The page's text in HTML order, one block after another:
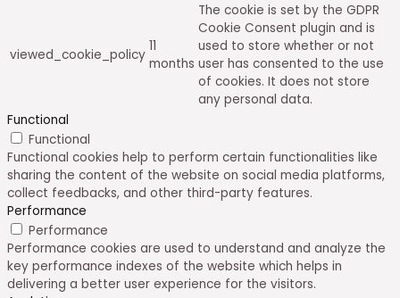
viewed_cookie_policy
11
months
The cookie is set by the GDPR
Cookie Consent plugin and is
used to store whether or not
user has consented to the use
of cookies. It does not store
any personal data.
Functional
Functional
Functional cookies help to perform certain functionalities like
sharing the content of the website on social media platforms,
collect feedbacks, and other third-party features.
Performance
Performance
Performance cookies are used to understand and analyze the
key performance indexes of the website which helps in
delivering a better user experience for the visitors.